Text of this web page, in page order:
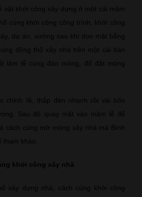
vật khởi công xây dựng ở một cái mâm
cúng khởi công công trình, khởi công
dự án, xưởng sau khi dọn mặt bằng
động thổ xây nhà trên một cái bàn
làm lễ cúng đào móng, đổ đặt móng
chỉnh tề, thắp đèn nhanh rồi vái bốn
Sau đó quay mặt vào mâm lễ để
cách cúng mở móng xây nhà mà Bính
khảo.
khởi công xây nhà
xây dựng nhà, cách cúng khởi công